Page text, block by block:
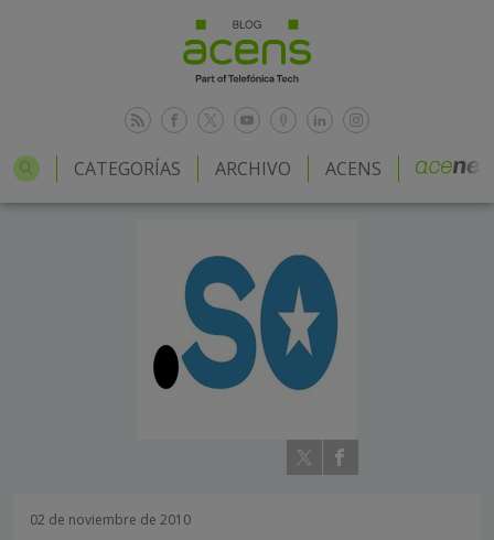
CATEGORÍAS ARCHIVO ACENS
02 de noviembre de 2010